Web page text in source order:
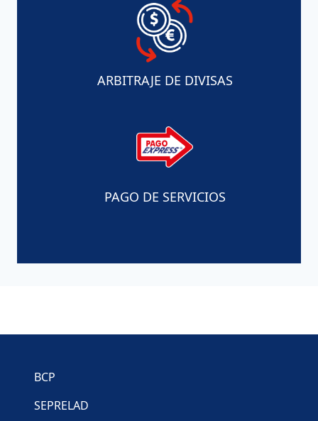
ARBITRAJE DE DIVISAS
PAGO DE SERVICIOS
BCP
SEPRELAD